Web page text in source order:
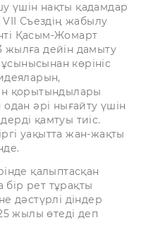
үшін нақты қадамдар
Съездің жабылу
Қасым-Жомарт
жылға дейін дамыту
көрініс
қорытындылары
одан әрі нығайту үшін
қамтуы тиіс.
уақытта жан-жақты
қалыптасқан
рет тұрақты
дәстүрлі діндер
жылы өтеді деп